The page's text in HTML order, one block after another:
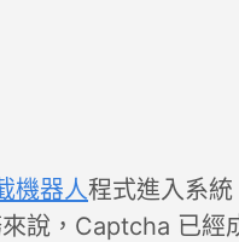
機器人程式進入系統
說，Captcha 已經